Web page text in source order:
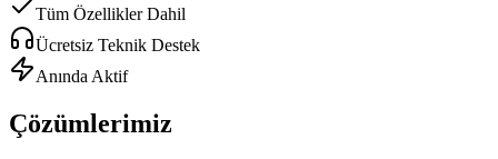
Tüm Özellikler Dahil
Ücretsiz Teknik Destek
Anında Aktif
Çözümlerimiz